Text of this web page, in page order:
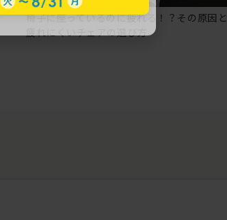
椅子に座っているのに疲れる！？その原因と
疲れにくいチェアの選び方